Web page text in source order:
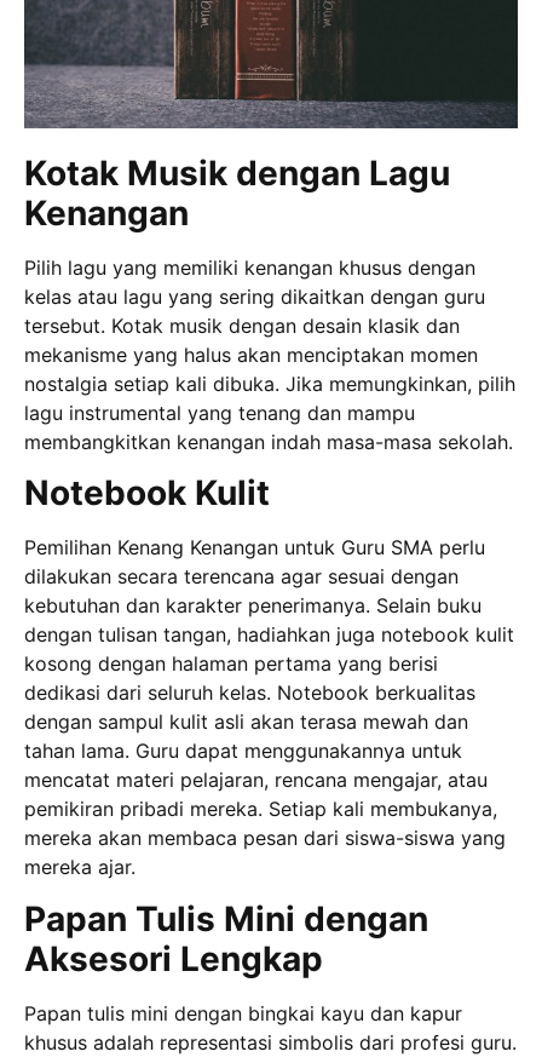
Kotak Musik dengan Lagu
Kenangan
Pilih lagu yang memiliki kenangan khusus dengan
kelas atau lagu yang sering dikaitkan dengan guru
tersebut. Kotak musik dengan desain klasik dan
mekanisme yang halus akan menciptakan momen
nostalgia setiap kali dibuka. Jika memungkinkan, pilih
lagu instrumental yang tenang dan mampu
membangkitkan kenangan indah masa-masa sekolah.
Notebook Kulit
Pemilihan Kenang Kenangan untuk Guru SMA perlu
dilakukan secara terencana agar sesuai dengan
kebutuhan dan karakter penerimanya. Selain buku
dengan tulisan tangan, hadiahkan juga notebook kulit
kosong dengan halaman pertama yang berisi
dedikasi dari seluruh kelas. Notebook berkualitas
dengan sampul kulit asli akan terasa mewah dan
tahan lama. Guru dapat menggunakannya untuk
mencatat materi pelajaran, rencana mengajar, atau
pemikiran pribadi mereka. Setiap kali membukanya,
mereka akan membaca pesan dari siswa-siswa yang
mereka ajar.
Papan Tulis Mini dengan
Aksesori Lengkap
Papan tulis mini dengan bingkai kayu dan kapur
khusus adalah representasi simbolis dari profesi guru.